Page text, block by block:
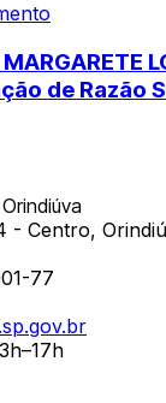
de Razão
- Centro,
77